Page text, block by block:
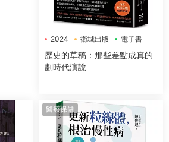
2024 衛城出版 電子書
歷史的草稿：那些差點成真的
劃時代演說
醫療保健